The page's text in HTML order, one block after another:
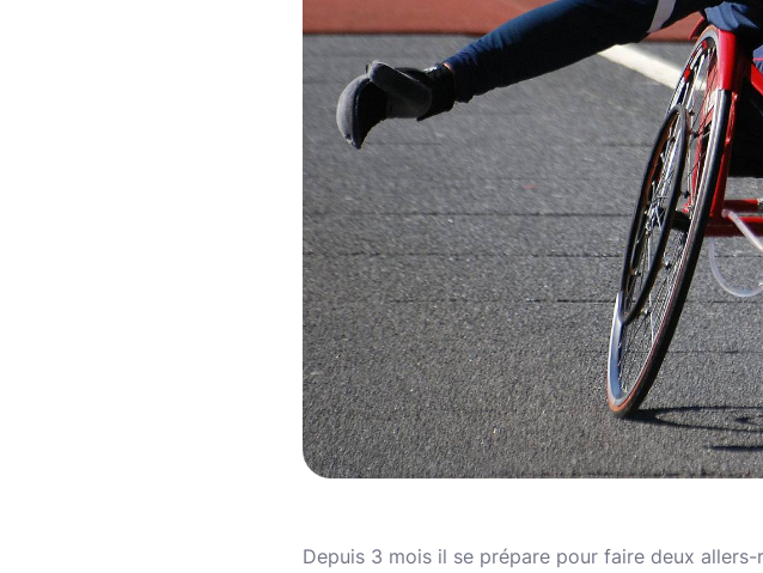
Depuis 3 mois il se prépare pour faire deux